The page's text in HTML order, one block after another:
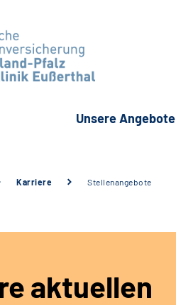
Unsere Angebote
Karriere Stellenangebote
aktuellen